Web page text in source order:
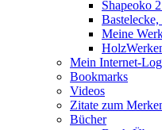
Shapeoko
Meine
Mein Internet-
Bookmarks
Videos
Zitate zum
Bücher